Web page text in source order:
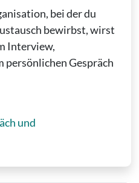
bei der du
bewirbst, wirst
Interview,
persönlichen Gespräch
und